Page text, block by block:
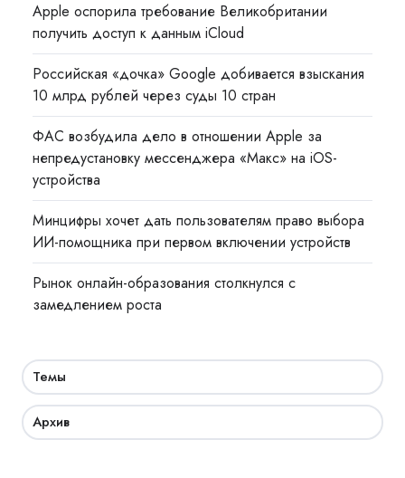
Apple оспорила требование Великобритании
получить доступ к данным iCloud
Российская «дочка» Google добивается взыскания
10 млрд рублей через суды 10 стран
ФАС возбудила дело в отношении Apple за
непредустановку мессенджера «Макс» на iOS-
устройства
Минцифры хочет дать пользователям право выбора
ИИ-помощника при первом включении устройств
Рынок онлайн-образования столкнулся с
замедлением роста
Темы
Архив